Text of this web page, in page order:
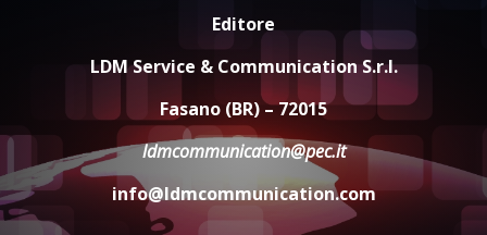
Carta d’identità: continua il piano
di aperture straordinarie del
Comune di Fasano
6 Agosto 2026 14:16
Grazia Neglia, coordinatrice
cittadina di Fratelli d’Italia,
pronta a tornare in Consiglio
comunale
Editore
LDM Service & Communication S.r.l.
Fasano (BR) – 72015
ldmcommunication@pec.it
info@ldmcommunication.com